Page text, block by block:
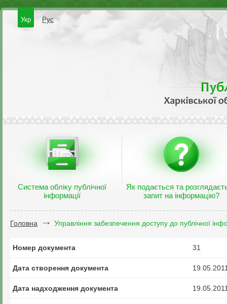
Укр Рус
Система обліку публічної
інформації
Як подається та
запит на інформацію?
Головна Управління забезпечення доступу до публічної
Номер документа 31
Дата створення документа
Дата надходження документа